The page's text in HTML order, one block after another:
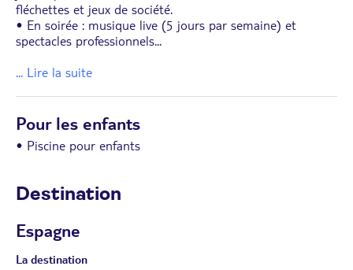
fléchettes et jeux de société.
• En soirée : musique live (5 jours par semaine) et
spectacles professionnels...
... Lire la suite
Pour les enfants
• Piscine pour enfants
Destination
Espagne
La destination